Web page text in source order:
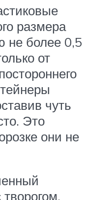
размера
не более 0,5
от
чуть
Это
они не